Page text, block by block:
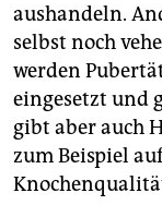
aushandeln.
selbst noch
werden
eingesetzt und
gibt aber auch
zum Beispiel